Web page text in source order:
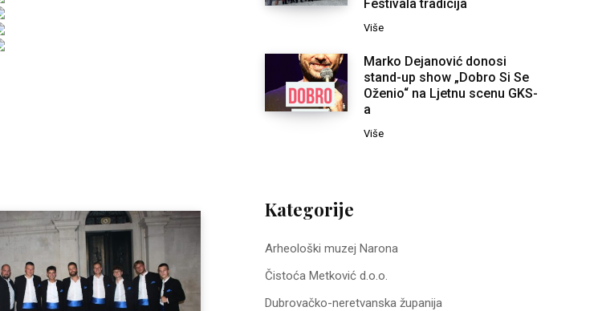
Festivala tradicija
Više
Marko Dejanović donosi
stand-up show „Dobro Si Se
Oženio“ na Ljetnu scenu GKS-
a
Više
Kategorije
Arheološki muzej Narona
Čistoća Metković d.o.o.
Dubrovačko-neretvanska županija